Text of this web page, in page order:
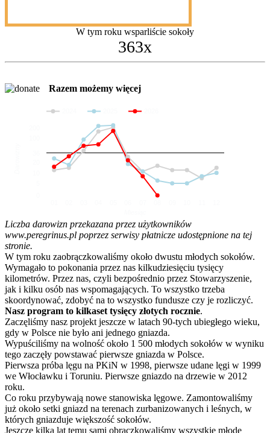
W tym roku wsparliście sokoły
363x
Razem możemy więcej
Liczba darowizn przekazana przez użytkowników
www.peregrinus.pl poprzez serwisy płatnicze udostępnione na tej
stronie.
W tym roku zaobrączkowaliśmy około dwustu młodych sokołów.
Wymagało to pokonania przez nas kilkudziesięciu tysięcy
kilometrów. Przez nas, czyli bezpośrednio przez Stowarzyszenie,
jak i kilku osób nas wspomagających. To wszystko trzeba
skoordynować, zdobyć na to wszystko fundusze czy je rozliczyć.
Nasz program to kilkaset tysięcy złotych rocznie.
Zaczęliśmy nasz projekt jeszcze w latach 90-tych ubiegłego wieku,
gdy w Polsce nie było ani jednego gniazda.
Wypuściliśmy na wolność około 1 500 młodych sokołów w wyniku
tego zaczęły powstawać pierwsze gniazda w Polsce.
Pierwsza próba lęgu na PKiN w 1998, pierwsze udane lęgi w 1999
we Włocławku i Toruniu. Pierwsze gniazdo na drzewie w 2012
roku.
Co roku przybywają nowe stanowiska lęgowe. Zamontowaliśmy
już około setki gniazd na terenach zurbanizowanych i leśnych, w
których gniazduje większość sokołów.
Jeszcze kilka lat temu sami obrączkowaliśmy wszystkie młode